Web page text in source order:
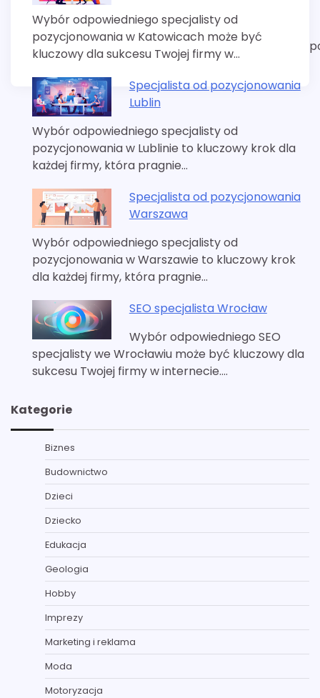
Wybór odpowiedniego specjalisty od
pozycjonowania w Katowicach może być
kluczowy dla sukcesu Twojej firmy w…
Specjalista od pozycjonowania
Lublin
Wybór odpowiedniego specjalisty od
pozycjonowania w Lublinie to kluczowy krok dla
każdej firmy, która pragnie…
Specjalista od pozycjonowania
Warszawa
Wybór odpowiedniego specjalisty od
pozycjonowania w Warszawie to kluczowy krok
dla każdej firmy, która pragnie…
SEO specjalista Wrocław
Wybór odpowiedniego SEO
specjalisty we Wrocławiu może być kluczowy dla
sukcesu Twojej firmy w internecie.…
Kategorie
Biznes
Budownictwo
Dzieci
Dziecko
Edukacja
Geologia
Hobby
Imprezy
Marketing i reklama
Moda
Motoryzacja